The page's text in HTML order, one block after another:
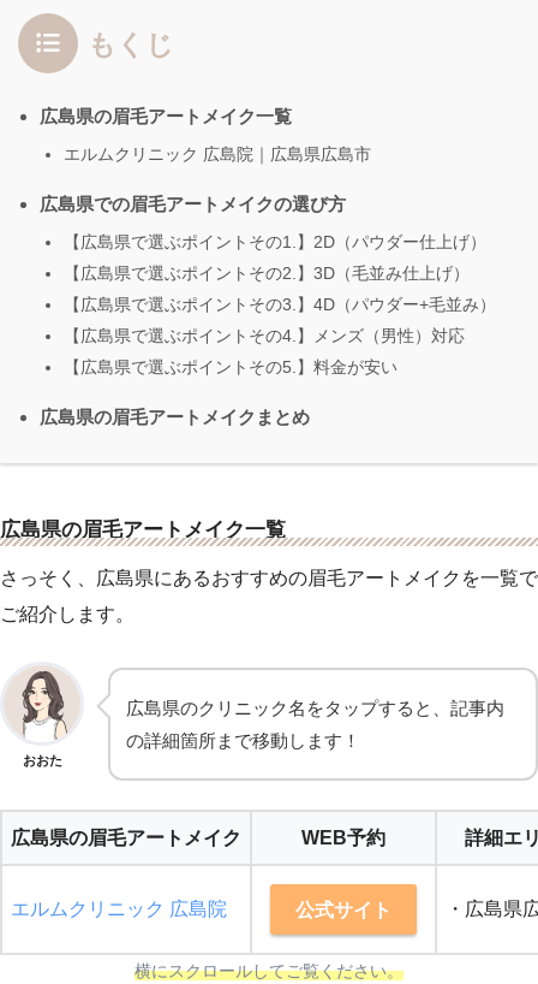
もくじ
広島県の眉毛アートメイク一覧
エルムクリニック 広島院｜広島県広島市
広島県での眉毛アートメイクの選び方
【広島県で選ぶポイントその1.】2D（パウダー仕上げ）
【広島県で選ぶポイントその2.】3D（毛並み仕上げ）
【広島県で選ぶポイントその3.】4D（パウダー+毛並み）
【広島県で選ぶポイントその4.】メンズ（男性）対応
【広島県で選ぶポイントその5.】料金が安い
広島県の眉毛アートメイクまとめ
広島県の眉毛アートメイク一覧
さっそく、広島県にあるおすすめの眉毛アートメイクを一覧で
ご紹介します。
おおた
広島県のクリニック名をタップすると、記事内
の詳細箇所まで移動します！
広島県の眉毛アートメイク WEB予約 詳細エ
エルムクリニック 広島院 公式サイト ・広島県
横にスクロールしてご覧ください。